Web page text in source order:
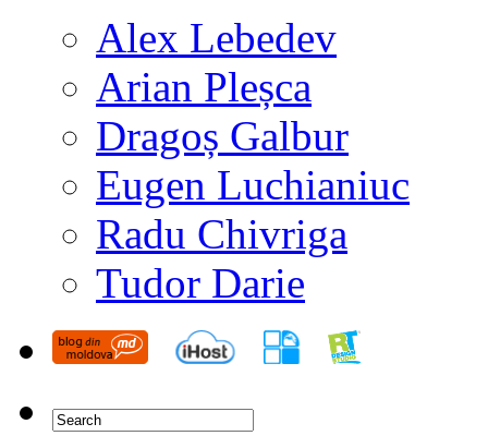
Alex Lebedev
Arian Pleșca
Dragoș Galbur
Eugen Luchianiuc
Radu Chivriga
Tudor Darie